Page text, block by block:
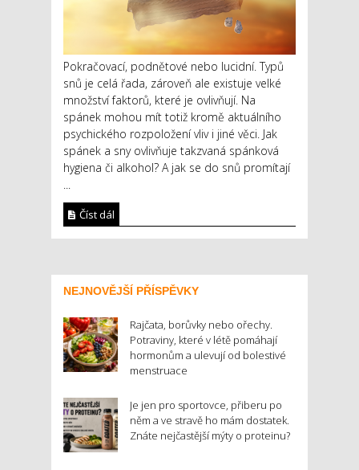
Pokračovací, podnětové nebo lucidní. Typů
snů je celá řada, zároveň ale existuje velké
množství faktorů, které je ovlivňují. Na
spánek mohou mít totiž kromě aktuálního
psychického rozpoložení vliv i jiné věci. Jak
spánek a sny ovlivňuje takzvaná spánková
hygiena či alkohol? A jak se do snů promítají
Číst dál
NEJNOVĚJŠÍ PŘÍSPĚVKY
Rajčata, borůvky nebo ořechy.
Potraviny, které v létě pomáhají
hormonům a ulevují od bolestivé
menstruace
Je jen pro sportovce, přiberu po
něm a ve stravě ho mám dostatek.
Znáte nejčastější mýty o proteinu?